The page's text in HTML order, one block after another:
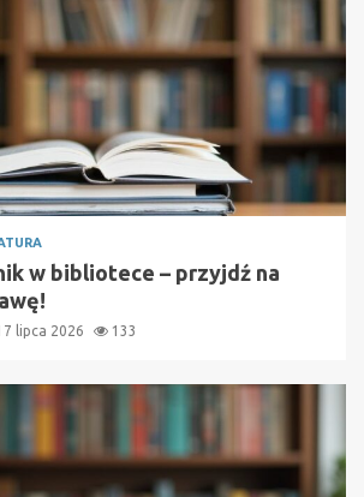
w bibliotece – przyjdź na
lipca 2026 133